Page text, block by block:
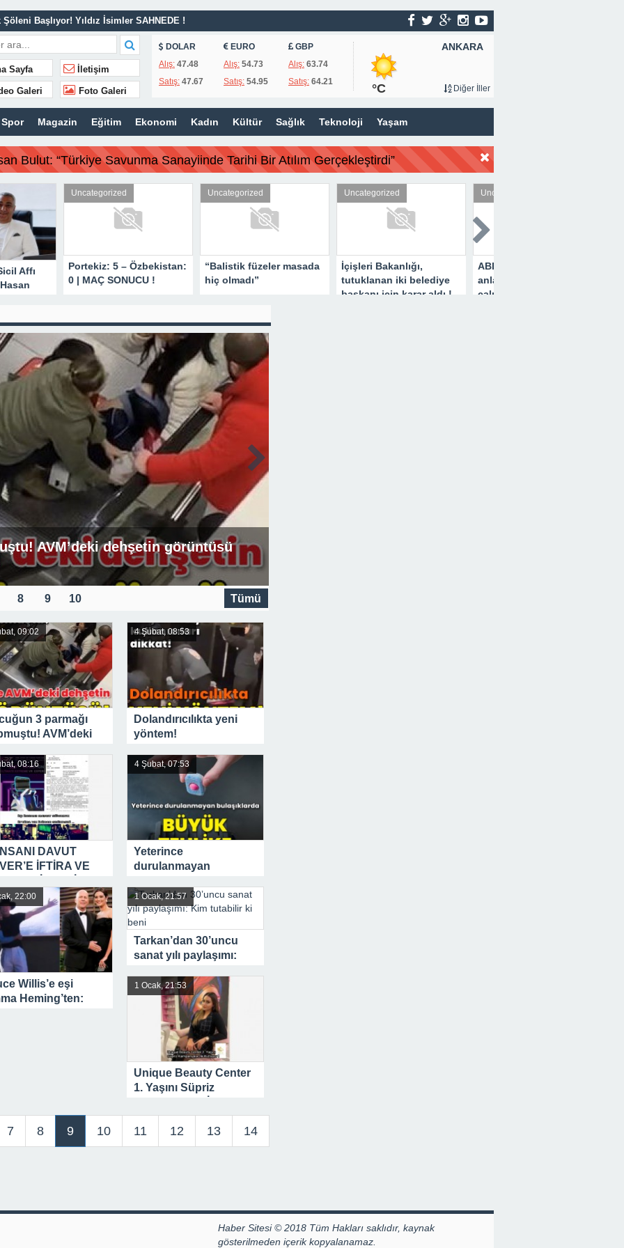
Şöleni Başlıyor! Yıldız İsimler SAHNEDE !
Refahı İçin Sahadaki Yerini Aldı.
AVŞAR’DAN GÜNDEME DAİR AÇIKLAMA!
SONUCU !
belediye başkanı için karar aldı !
çalışıyoruz!
Savunma Sanayiinde Tarihi Bir Atılım Gerçekleştirdi”
Sayfa İletişim
Galeri Foto Galeri
DOLAR
Alış: 47.48
Satış: 47.67
EURO
Alış:54.73
Satış:54.95
GBP
Alış:63.74
Satış:64.21
ANKARA
°C Diğer İller
Spor Magazin Eğitim Ekonomi Kadın Kültür Sağlık Teknoloji Yaşam
Bulut: “Türkiye Savunma Sanayiinde Tarihi Bir Atılım Gerçekleştirdi”
5 – Özbekistan:
!
Uncategorized
“Balistik füzeler masada
hiç olmadı”
Uncategorized
İçişleri Bakanlığı,
tutuklanan iki belediye
başkanı için karar aldı !
Uncategorized
ABD Başkanı: Adil bir
anlaşma yapmaya
çalışıyoruz!
AVM’deki dehşetin görüntüsü
8 9 10 Tümü
09:02
3 parmağı
AVM’deki
çıktı!
4 Şubat, 08:53
Dolandırıcılıkta yeni
yöntem!
08:16
DAVUT
İFTİRA VE
4 Şubat, 07:53
Yeterince
durulanmayan
tehlike !
22:00
Willis’e eşi
Heming’ten:
1 Ocak, 21:57
Tarkan’dan 30’uncu
sanat yılı paylaşımı:
1 Ocak, 21:53
Unique Beauty Center
1. Yaşını Süpriz
Kutluyor !
7 8 9 10 11 12 13 14
Haber Sitesi © 2018 Tüm Hakları saklıdır, kaynak
gösterilmeden içerik kopyalanamaz.